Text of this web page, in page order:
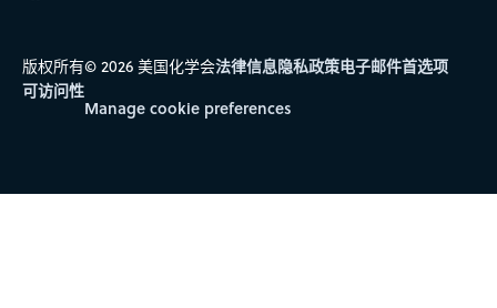
版权所有© 2026 美国化学会法律信息隐私政策电子邮件首选项
可访问性
Manage cookie preferences